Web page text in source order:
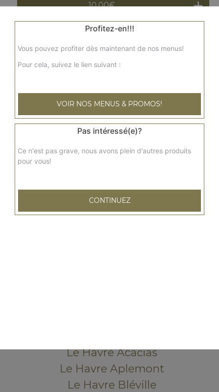
10.00€
7.00€
Le Havre Acacias
Le Havre Aplemont
Le Havre Bléville
Profitez-en!!!
Vous pouvez profiter dès maintenant de nos menus!
Pour cela, suivez le lien suivant :
VOIR NOS MENUS & PROMOS!
Pas intéressé(e)?
Ce n'est pas grave, nous avons plein d'autres produits
pour vous!
CONTINUEZ